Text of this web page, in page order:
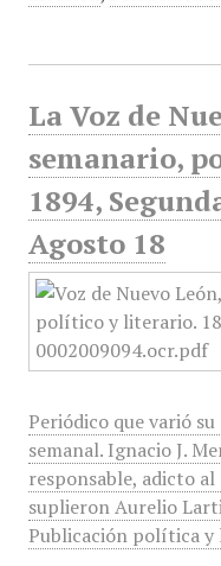
La Voz de
semanario,
1894,
Agosto 18
Periódico que varió
semanal. Ignacio J.
responsable, adicto al
suplieron Aurelio
Publicación política